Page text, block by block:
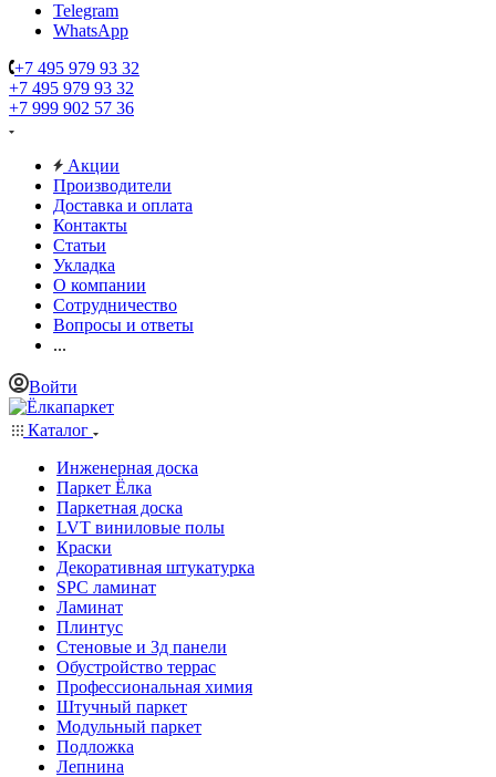
Telegram
WhatsApp
+7 495 979 93 32
+7 495 979 93 32
+7 999 902 57 36
Акции
Производители
Доставка и оплата
Контакты
Статьи
Укладка
О компании
Сотрудничество
Вопросы и ответы
...
Войти
Каталог
Инженерная доска
Паркет Ёлка
Паркетная доска
LVT виниловые полы
Краски
Декоративная штукатурка
SPC ламинат
Ламинат
Плинтус
Стеновые и 3д панели
Обустройство террас
Профессиональная химия
Штучный паркет
Модульный паркет
Подложка
Лепнина